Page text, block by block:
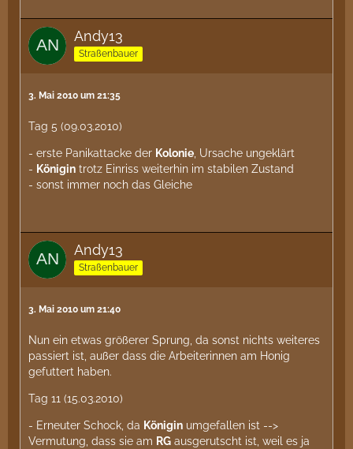
Andy13
Straßenbauer
3. Mai 2010 um 21:35
Tag 5 (09.03.2010)
- erste Panikattacke der Kolonie , Ursache ungeklärt
- Königin trotz Einriss weiterhin im stabilen Zustand
- sonst immer noch das Gleiche
Andy13
Straßenbauer
3. Mai 2010 um 21:40
Nun ein etwas größerer Sprung, da sonst nichts weiteres
passiert ist, außer dass die Arbeiterinnen am Honig
gefuttert haben.
Tag 11 (15.03.2010)
- Erneuter Schock, da Königin umgefallen ist -->
Vermutung, dass sie am RG ausgerutscht ist, weil es ja